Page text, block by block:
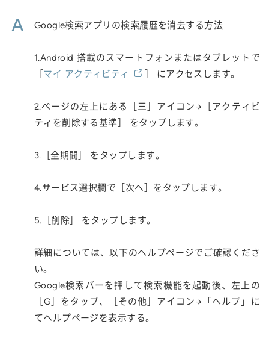
A Google検索アプリの検索履歴を消去する方法
1.Android 搭載のスマートフォンまたはタブレットで
マイ アクティビティ ］ にアクセスします。
2.ページの左上にある［三］アイコン→［アクティビ
ティを削除する基準］ をタップします。
3.［全期間］ をタップします。
4.サービス選択欄で［次へ］をタップします。
5.［削除］ をタップします。
詳細については、以下のヘルプページでご確認くださ
い。
Google検索バーを押して検索機能を起動後、左上の
［G］をタップ、［その他］アイコン→「ヘルプ」に
てヘルプページを表示する。